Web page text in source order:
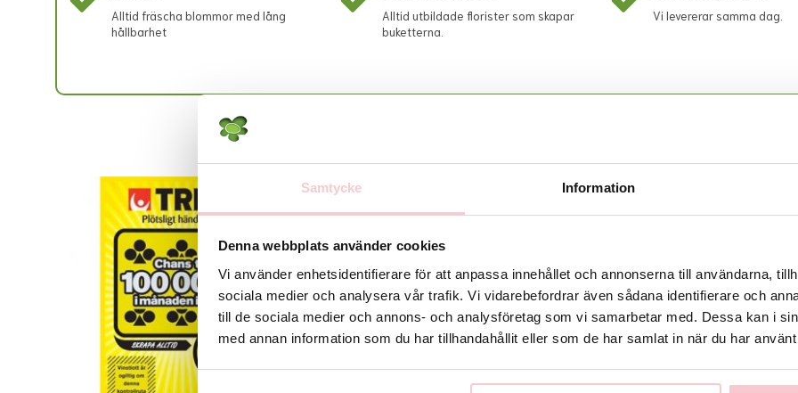
Samtycke Information
Denna webbplats använder cookies
Vi använder enhetsidentifierare för att anpassa innehållet och annonserna till användarna,
sociala medier och analysera vår trafik. Vi vidarebefordrar även sådana identifierare och
till de sociala medier och annons- och analysföretag som vi samarbetar med. Dessa kan i
med annan information som du har tillhandahållit eller som de har samlat in när du har
Alltid fräscha blommor med lång
hållbarhet
Alltid utbildade florister som skapar
buketterna.
Vi levererar samma dag.